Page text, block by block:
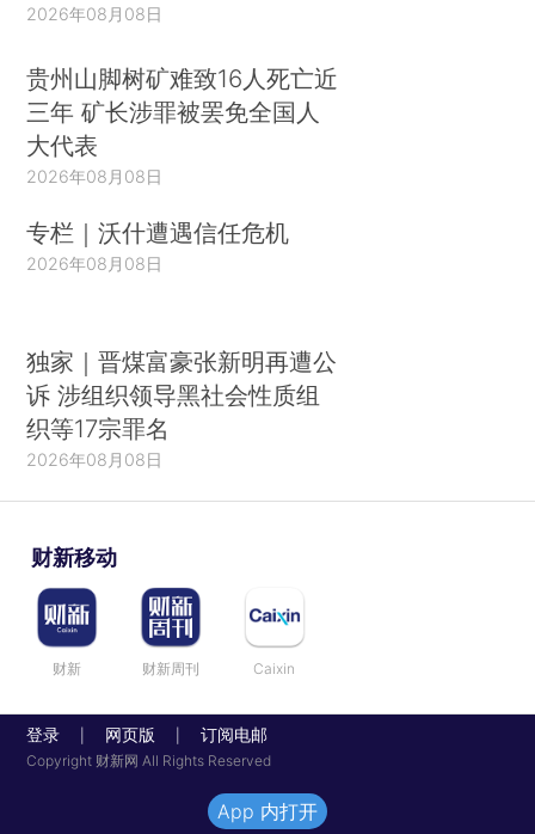
2026年08月08日
贵州山脚树矿难致16人死亡近
三年 矿长涉罪被罢免全国人
大代表
2026年08月08日
专栏｜沃什遭遇信任危机
2026年08月08日
独家｜晋煤富豪张新明再遭公
诉 涉组织领导黑社会性质组
织等17宗罪名
2026年08月08日
财新移动
财新 财新周刊 Caixin
登录 网页版 订阅电邮
Copyright 财新网 All Rights Reserved
App 内打开